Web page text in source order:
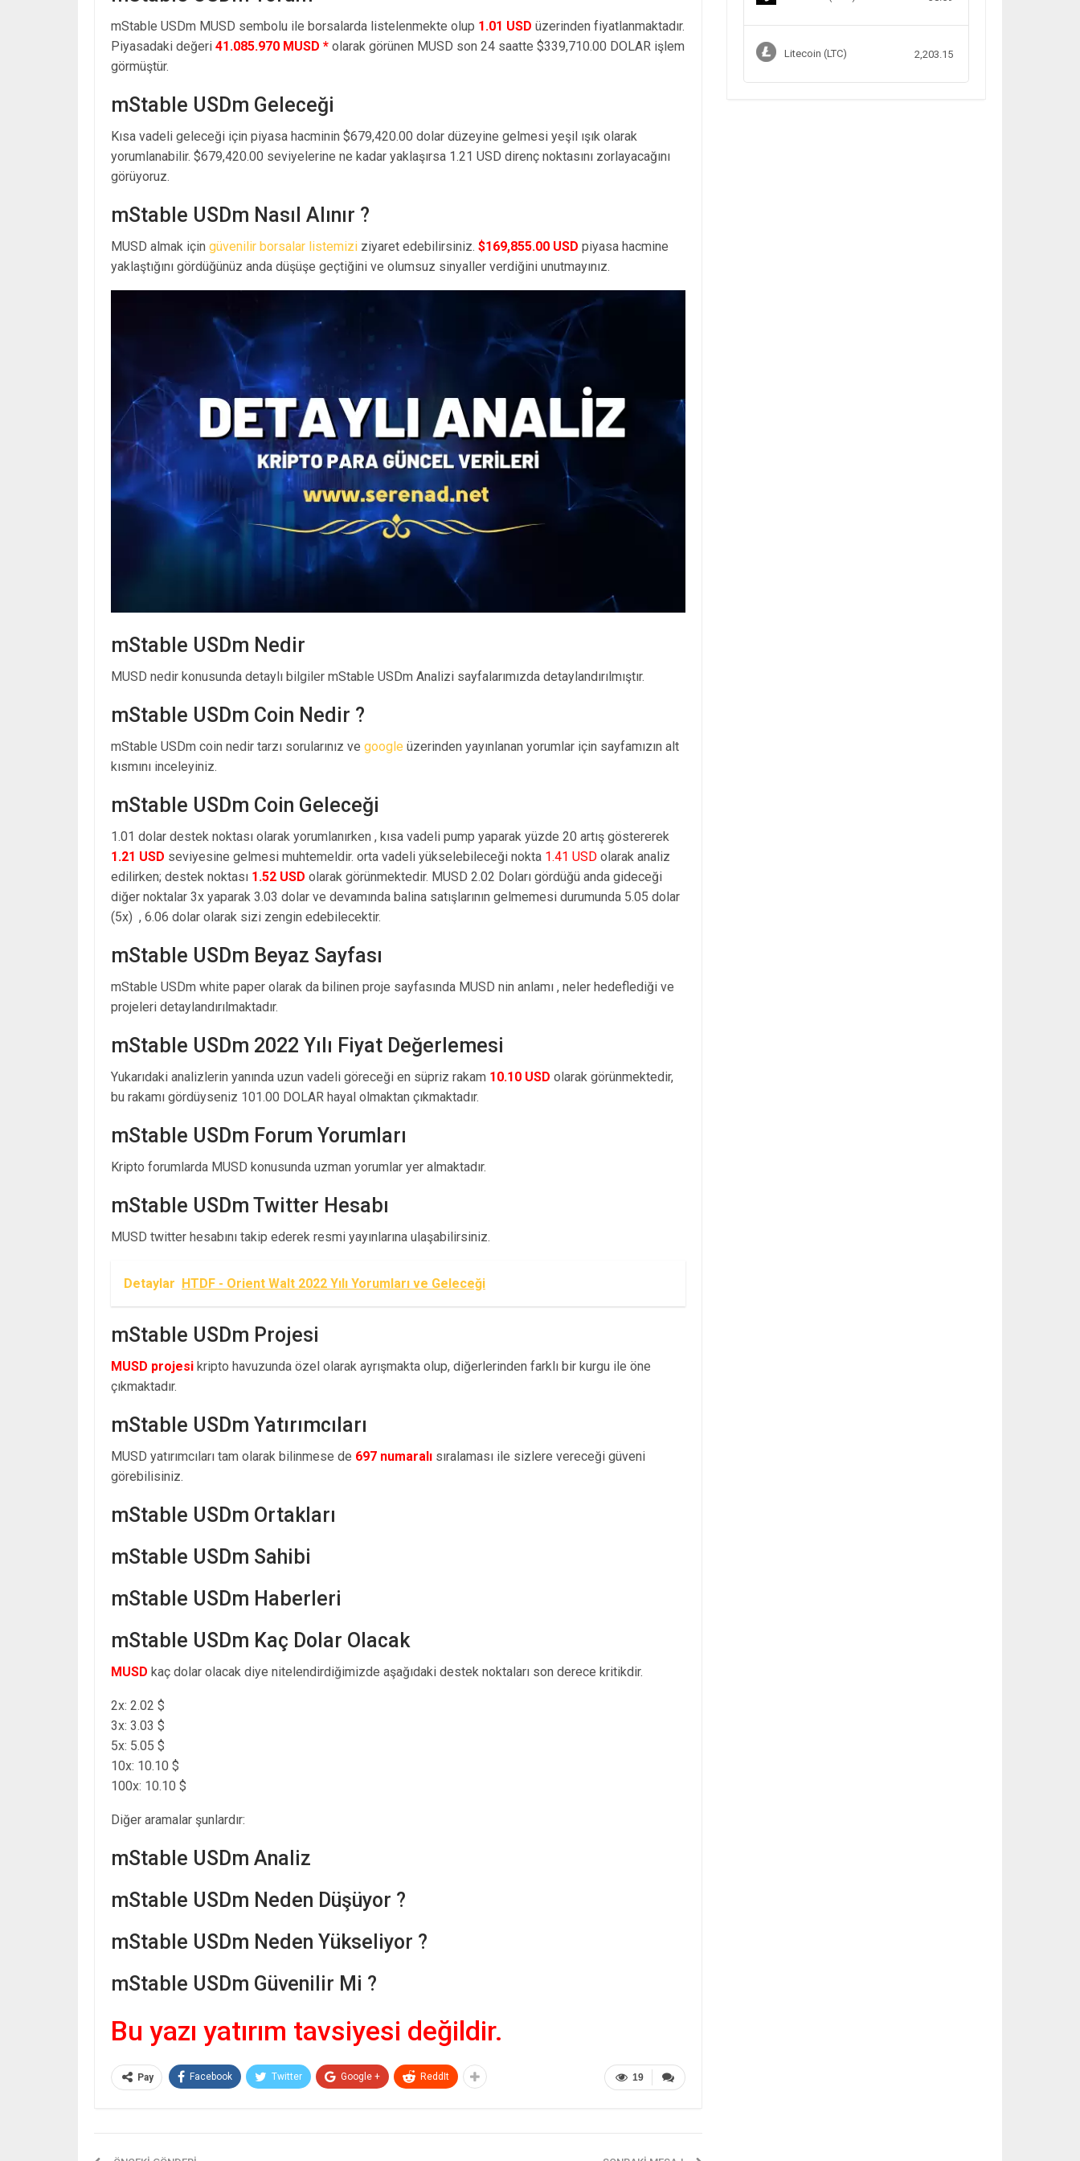
mStable USDm MUSD sembolu ile borsalarda listelenmekte olup 1.01 USD üzerinden fiyatlanmaktadır.
Piyasadaki değeri 41.085.970 MUSD * olarak görünen MUSD son 24 saatte $339,710.00 DOLAR işlem
görmüştür.
mStable USDm Geleceği
Kısa vadeli geleceği için piyasa hacminin $679,420.00 dolar düzeyine gelmesi yeşil ışık olarak
yorumlanabilir. $679,420.00 seviyelerine ne kadar yaklaşırsa 1.21 USD direnç noktasını zorlayacağını
görüyoruz.
mStable USDm Nasıl Alınır ?
MUSD almak için güvenilir borsalar listemizi ziyaret edebilirsiniz. $169,855.00 USD piyasa hacmine
yaklaştığını gördüğünüz anda düşüşe geçtiğini ve olumsuz sinyaller verdiğini unutmayınız.
mStable USDm Nedir
MUSD nedir konusunda detaylı bilgiler mStable USDm Analizi sayfalarımızda detaylandırılmıştır.
mStable USDm Coin Nedir ?
mStable USDm coin nedir tarzı sorularınız ve google üzerinden yayınlanan yorumlar için sayfamızın alt
kısmını inceleyiniz.
mStable USDm Coin Geleceği
1.01 dolar destek noktası olarak yorumlanırken , kısa vadeli pump yaparak yüzde 20 artış göstererek
1.21 USD seviyesine gelmesi muhtemeldir. orta vadeli yükselebileceği nokta 1.41 USD olarak analiz
edilirken; destek noktası 1.52 USD olarak görünmektedir. MUSD 2.02 Doları gördüğü anda gideceği
diğer noktalar 3x yaparak 3.03 dolar ve devamında balina satışlarının gelmemesi durumunda 5.05 dolar
(5x) , 6.06 dolar olarak sizi zengin edebilecektir.
mStable USDm Beyaz Sayfası
mStable USDm white paper olarak da bilinen proje sayfasında MUSD nin anlamı , neler hedeflediği ve
projeleri detaylandırılmaktadır.
mStable USDm 2022 Yılı Fiyat Değerlemesi
Yukarıdaki analizlerin yanında uzun vadeli göreceği en süpriz rakam 10.10 USD olarak görünmektedir,
bu rakamı gördüyseniz 101.00 DOLAR hayal olmaktan çıkmaktadır.
mStable USDm Forum Yorumları
Kripto forumlarda MUSD konusunda uzman yorumlar yer almaktadır.
mStable USDm Twitter Hesabı
MUSD twitter hesabını takip ederek resmi yayınlarına ulaşabilirsiniz.
Detaylar HTDF - Orient Walt 2022 Yılı Yorumları ve Geleceği
mStable USDm Projesi
MUSD projesi kripto havuzunda özel olarak ayrışmakta olup, diğerlerinden farklı bir kurgu ile öne
çıkmaktadır.
mStable USDm Yatırımcıları
MUSD yatırımcıları tam olarak bilinmese de 697 numaralı sıralaması ile sizlere vereceği güveni
görebilisiniz.
mStable USDm Ortakları
mStable USDm Sahibi
mStable USDm Haberleri
mStable USDm Kaç Dolar Olacak
MUSD kaç dolar olacak diye nitelendirdiğimizde aşağıdaki destek noktaları son derece kritikdir.
2x: 2.02 $
3x: 3.03 $
5x: 5.05 $
10x: 10.10 $
100x: 10.10 $
Diğer aramalar şunlardır:
mStable USDm Analiz
mStable USDm Neden Düşüyor ?
mStable USDm Neden Yükseliyor ?
mStable USDm Güvenilir Mi ?
Bu yazı yatırım tavsiyesi değildir.
19
Pay Facebook Twitter Google + ReddIt
Litecoin (LTC) 2,203.15